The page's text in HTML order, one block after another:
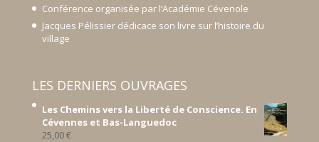
Conférence organisée par l’Académie Cévenole
Jacques Pélissier dédicace son livre sur l’histoire du
village
LES DERNIERS OUVRAGES
Les Chemins vers la Liberté de Conscience. En
Cévennes et Bas-Languedoc
25,00€